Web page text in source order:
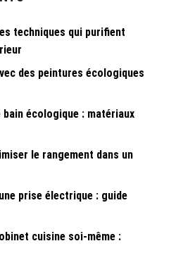
techniques qui purifient
des peintures écologiques
bain écologique : matériaux
le rangement dans un
prise électrique : guide
cuisine soi-même :